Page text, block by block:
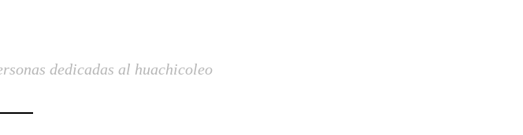
dedicadas al huachicoleo